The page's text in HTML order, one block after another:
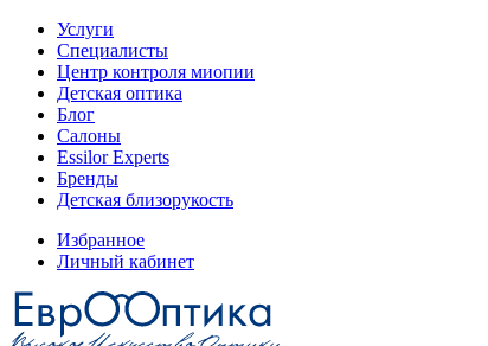
Услуги
Специалисты
Центр контроля миопии
Детская оптика
Блог
Салоны
Essilor Experts
Бренды
Детская близорукость
Избранное
Личный кабинет